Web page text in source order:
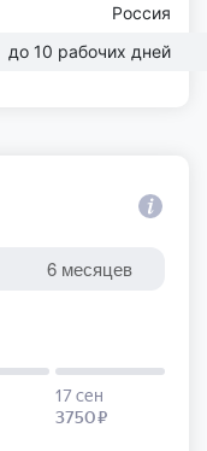
Россия
до 10 рабочих дней